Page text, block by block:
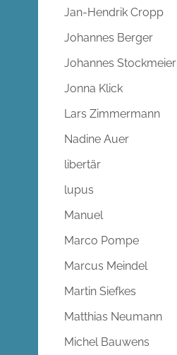
Jan-Hendrik Cropp
Johannes Berger
Johannes Stockmeier
Jonna Klick
Lars Zimmermann
Nadine Auer
libertär
lupus
Manuel
Marco Pompe
Marcus Meindel
Martin Siefkes
Matthias Neumann
Michel Bauwens